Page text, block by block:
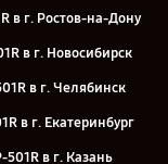
в г. Ростов-на-Дону
в г. Новосибирск
в г. Челябинск
в г. Екатеринбург
в г. Казань